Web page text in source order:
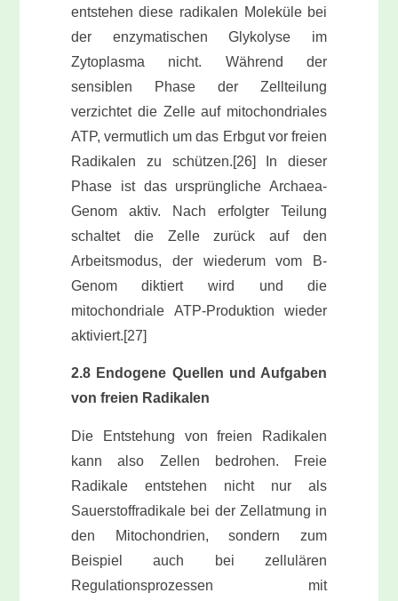
entstehen diese radikalen Moleküle bei
der enzymatischen Glykolyse im
Zytoplasma nicht. Während der
sensiblen Phase der Zellteilung
verzichtet die Zelle auf mitochondriales
ATP, vermutlich um das Erbgut vor freien
Radikalen zu schützen.[26] In dieser
Phase ist das ursprüngliche Archaea-
Genom aktiv. Nach erfolgter Teilung
schaltet die Zelle zurück auf den
Arbeitsmodus, der wiederum vom B-
Genom diktiert wird und die
mitochondriale ATP-Produktion wieder
aktiviert.[27]
2.8 Endogene Quellen und Aufgaben
von freien Radikalen
Die Entstehung von freien Radikalen
kann also Zellen bedrohen. Freie
Radikale entstehen nicht nur als
Sauerstoffradikale bei der Zellatmung in
den Mitochondrien, sondern zum
Beispiel auch bei zellulären
Regulationsprozessen mit